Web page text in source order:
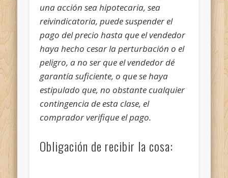
una acción sea hipotecaria, sea
reivindicatoria, puede suspender el
pago del precio hasta que el vendedor
haya hecho cesar la perturbación o el
peligro, a no ser que el vendedor dé
garantía suficiente, o que se haya
estipulado que, no obstante cualquier
contingencia de esta clase, el
comprador verifique el pago.
Obligación de recibir la cosa: